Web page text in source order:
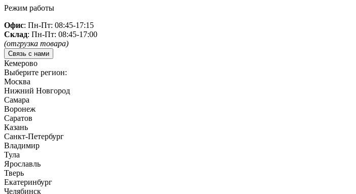
Режим работы
Офис: Пн-Пт: 08:45-17:15
Склад: Пн-Пт: 08:45-17:00
(отгрузка товара)
Связь с нами
Кемерово
Выберите регион:
Москва
Нижний Новгород
Самара
Воронеж
Саратов
Казань
Санкт-Петербург
Владимир
Тула
Ярославль
Тверь
Екатеринбург
Челябинск